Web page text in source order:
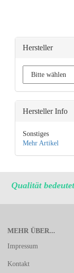
Hersteller
Hersteller Info
Sonstiges
Mehr Artikel
Qualität
MEHR ÜBER...
Impressum
Kontakt